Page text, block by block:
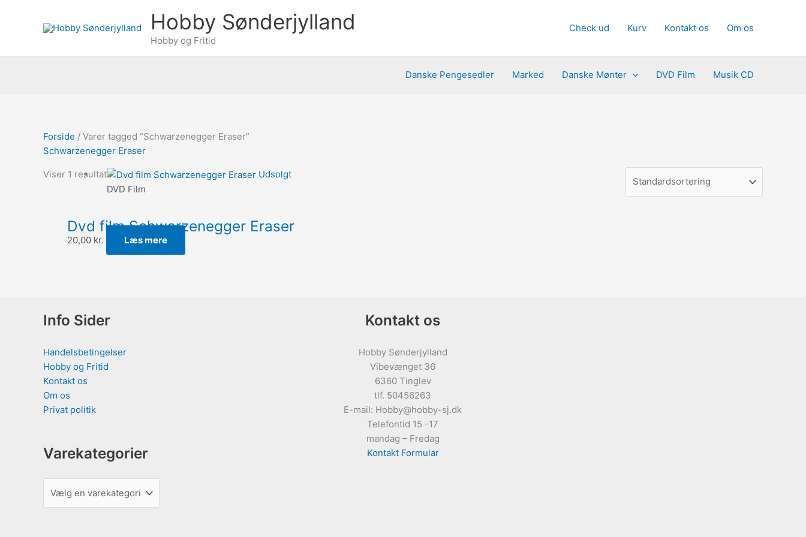
Hobby Sønderjylland
Hobby og Fritid
Check ud Kurv Kontakt os Om os
Danske Pengesedler Marked Danske Mønter DVD Film Musik CD
Forside / Varer tagged “Schwarzenegger Eraser”
Schwarzenegger Eraser
Viser 1 resultat
Udsolgt
DVD Film
Dvd film Schwarzenegger Eraser
20,00 kr. Læs mere
Info Sider
Handelsbetingelser
Hobby og Fritid
Kontakt os
Om os
Privat politik
Varekategorier
efter:
Kontakt os
Hobby Sønderjylland
Vibevænget 36
6360 Tinglev
tlf. 50456263
E-mail: Hobby@hobby-sj.dk
Telefontid 15 -17
mandag – Fredag
Kontakt Formular